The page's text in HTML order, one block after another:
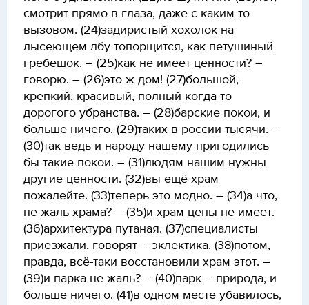
смотрит прямо в глаза, даже с каким-то
вызовом. (24)задиристый хохолок на
лысеющем лбу топорщится, как петушиный
гребешок. – (25)как не имеет ценности? –
говорю. – (26)это ж дом! (27)большой,
крепкий, красивый, полный когда-то
дорогого убранства. – (28)барские покои, и
больше ничего. (29)таких в россии тысячи. –
(30)так ведь и народу нашему пригодились
бы такие покои. – (31)людям нашим нужны
другие ценности. (32)вы ещё храм
пожалейте. (33)теперь это модно. – (34)а что,
не жаль храма? – (35)и храм цены не имеет.
(36)архитектура путаная. (37)специалисты
приезжали, говорят – эклектика. (38)потом,
правда, всё-таки восстановили храм этот. –
(39)и парка не жаль? – (40)парк – природа, и
больше ничего. (41)в одном месте убавилось,